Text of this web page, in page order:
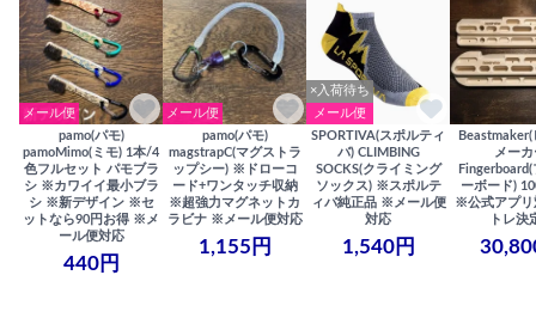
メール便
pamo(パモ)
pamoMimo(ミモ) 1本/4
色フルセット パモブラ
シ ※カワイイ最小ブラ
シ ※新デザイン ※セ
ットなら90円お得 ※メ
ール便対応
440円
メール便
pamo(パモ)
magstrapC(マグストラ
ップシー) ※ドローコ
ード+ワンタッチ収納
※超強力マグネットカ
ラビナ ※メール便対応
1,155円
×入荷待ち
メール便
SPORTIVA(スポルティ
バ) CLIMBING
SOCKS(クライミング
ソックス) ※スポルテ
ィバ純正品 ※メール便
対応
1,540円
メーカ
ーボード)
※公式アプ
トレ決